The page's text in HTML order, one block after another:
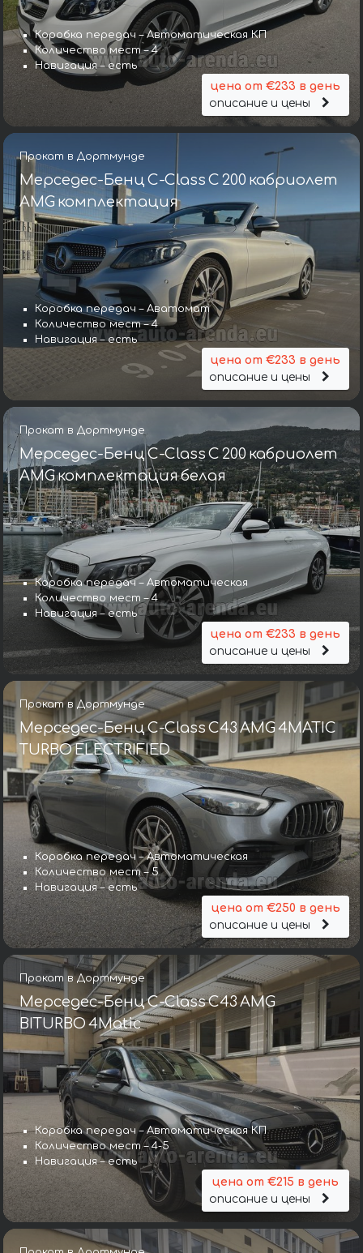
Коробка передач – Автоматическая КП
Количество мест – 4
Навигация – есть
цена от €233 в день
описание и цены
Прокат в Дортмунде
Мерседес-Бенц C-Class C 200 кабриолет
AMG комплектация
Коробка передач – Аватомат
Количество мест – 4
Навигация – есть
цена от €233 в день
описание и цены
Прокат в Дортмунде
Мерседес-Бенц C-Class C 200 кабриолет
AMG комплектация белая
Коробка передач – Автоматическая
Количество мест – 4
Навигация – есть
цена от €233 в день
описание и цены
Прокат в Дортмунде
Мерседес-Бенц C-Class C43 AMG 4MATIC
TURBO ELECTRIFIED
Коробка передач – Автоматическая
Количество мест – 5
Навигация – есть
цена от €250 в день
описание и цены
Прокат в Дортмунде
Мерседес-Бенц C-Class C43 AMG
BITURBO 4Matic
Коробка передач – Автоматическая КП
Количество мест – 4-5
Навигация – есть
цена от €215 в день
описание и цены